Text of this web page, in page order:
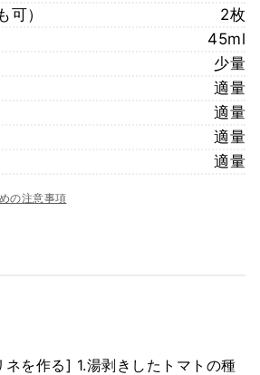
可）
2枚
45ml
少量
適量
適量
適量
適量
の注意事項
ネを作る] 1.湯剥きしたトマトの種